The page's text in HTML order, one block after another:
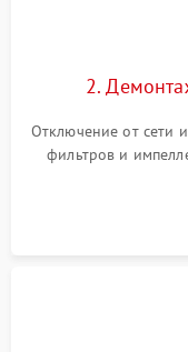
2.
Отключение от сети
фильтров и